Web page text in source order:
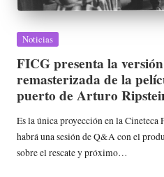
Publicada
Noticias
FICG presenta la
remasterizada de la
puerto de Arturo
Es la única proyección en la
habrá una sesión de Q&A con el
sobre el rescate y próximo…